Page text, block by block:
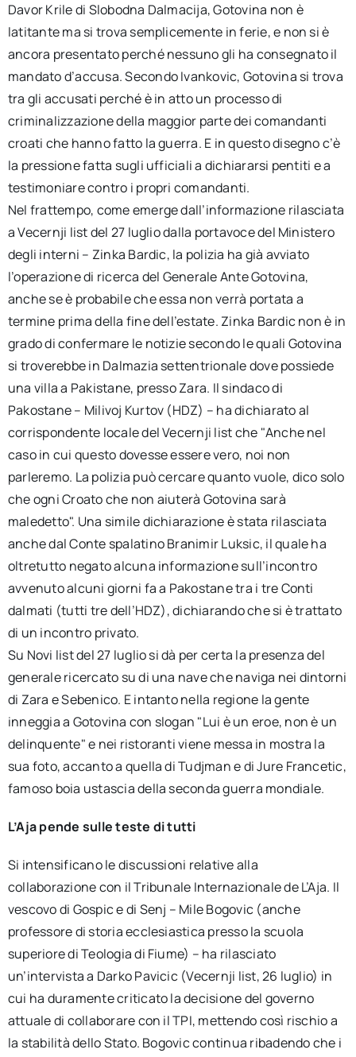
Davor Krile di Slobodna Dalmacija, Gotovina non è
latitante ma si trova semplicemente in ferie, e non si è
ancora presentato perché nessuno gli ha consegnato il
mandato d’accusa. Secondo Ivankovic, Gotovina si trova
tra gli accusati perché è in atto un processo di
criminalizzazione della maggior parte dei comandanti
croati che hanno fatto la guerra. E in questo disegno c’è
la pressione fatta sugli ufficiali a dichiararsi pentiti e a
testimoniare contro i propri comandanti.
Nel frattempo, come emerge dall’informazione rilasciata
a Vecernji list del 27 luglio dalla portavoce del Ministero
degli interni – Zinka Bardic, la polizia ha già avviato
l’operazione di ricerca del Generale Ante Gotovina,
anche se è probabile che essa non verrà portata a
termine prima della fine dell’estate. Zinka Bardic non è in
grado di confermare le notizie secondo le quali Gotovina
si troverebbe in Dalmazia settentrionale dove possiede
una villa a Pakistane, presso Zara. Il sindaco di
Pakostane – Milivoj Kurtov (HDZ) – ha dichiarato al
corrispondente locale del Vecernji list che "Anche nel
caso in cui questo dovesse essere vero, noi non
parleremo. La polizia può cercare quanto vuole, dico solo
che ogni Croato che non aiuterà Gotovina sarà
maledetto". Una simile dichiarazione è stata rilasciata
anche dal Conte spalatino Branimir Luksic, il quale ha
oltretutto negato alcuna informazione sull’incontro
avvenuto alcuni giorni fa a Pakostane tra i tre Conti
dalmati (tutti tre dell’HDZ), dichiarando che si è trattato
di un incontro privato.
Su Novi list del 27 luglio si dà per certa la presenza del
generale ricercato su di una nave che naviga nei dintorni
di Zara e Sebenico. E intanto nella regione la gente
inneggia a Gotovina con slogan "Lui è un eroe, non è un
delinquente" e nei ristoranti viene messa in mostra la
sua foto, accanto a quella di Tudjman e di Jure Francetic,
famoso boia ustascia della seconda guerra mondiale.
L’Aja pende sulle teste di tutti
Si intensificano le discussioni relative alla
collaborazione con il Tribunale Internazionale de L’Aja. Il
vescovo di Gospic e di Senj – Mile Bogovic (anche
professore di storia ecclesiastica presso la scuola
superiore di Teologia di Fiume) – ha rilasciato
un’intervista a Darko Pavicic (Vecernji list, 26 luglio) in
cui ha duramente criticato la decisione del governo
attuale di collaborare con il TPI, mettendo così rischio a
la stabilità dello Stato. Bogovic continua ribadendo che i